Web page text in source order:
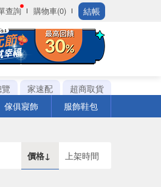
查詢 購物車(0) 結帳
家速配
超商取貨
傢俱寢飾 服飾鞋包
價格↓ 上架時間